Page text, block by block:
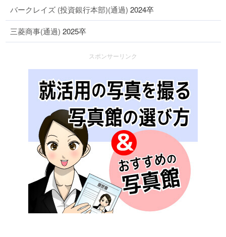
バークレイズ (投資銀行本部)(通過) 2024卒
三菱商事(通過) 2025卒
スポンサーリンク